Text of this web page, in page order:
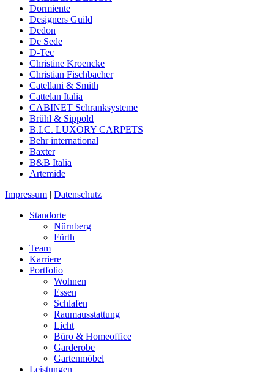
Dormiente
Designers Guild
Dedon
De Sede
D-Tec
Christine Kroencke
Christian Fischbacher
Catellani & Smith
Cattelan Italia
CABINET Schranksysteme
Brühl & Sippold
B.I.C. LUXORY CARPETS
Behr international
Baxter
B&B Italia
Artemide
Impressum | Datenschutz
Standorte
Nürnberg
Fürth
Team
Karriere
Portfolio
Wohnen
Essen
Schlafen
Raumausstattung
Licht
Büro & Homeoffice
Garderobe
Gartenmöbel
Leistungen